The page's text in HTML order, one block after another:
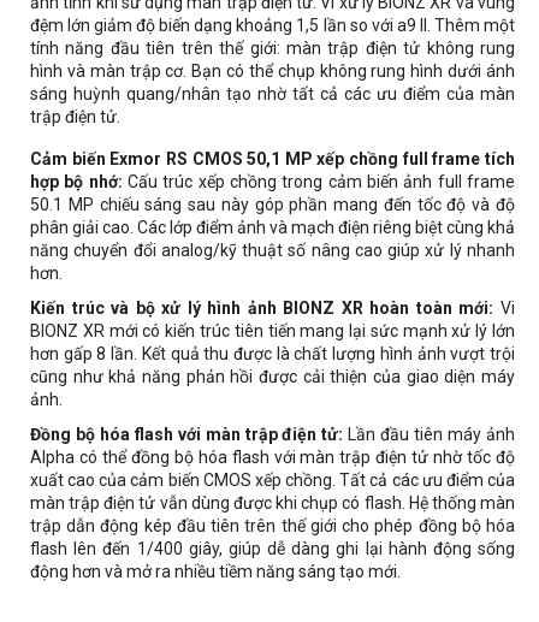
đệm lớn giảm độ biến dạng khoảng 1,5 lần so với a9 II. Thêm một
tính năng đầu tiên trên thế giới: màn trập điện tử không rung
hình và màn trập cơ. Bạn có thể chụp không rung hình dưới ánh
sáng huỳnh quang/nhân tạo nhờ tất cả các ưu điểm của màn
trập điện tử.
Cảm biến Exmor RS CMOS 50,1 MP xếp chồng full frame tích
hợp bộ nhớ: Cấu trúc xếp chồng trong cảm biến ảnh full frame
50.1 MP chiếu sáng sau này góp phần mang đến tốc độ và độ
phân giải cao. Các lớp điểm ảnh và mạch điện riêng biệt cùng khả
năng chuyển đổi analog/kỹ thuật số nâng cao giúp xử lý nhanh
hơn.
Kiến trúc và bộ xử lý hình ảnh BIONZ XR hoàn toàn mới: Vi
BIONZ XR mới có kiến trúc tiên tiến mang lại sức mạnh xử lý lớn
hơn gấp 8 lần. Kết quả thu được là chất lượng hình ảnh vượt trội
cũng như khả năng phản hồi được cải thiện của giao diện máy
ảnh.
Đồng bộ hóa flash với màn trập điện tử: Lần đầu tiên máy ảnh
Alpha có thể đồng bộ hóa flash với màn trập điện tử nhờ tốc độ
xuất cao của cảm biến CMOS xếp chồng. Tất cả các ưu điểm của
màn trập điện tử vẫn dùng được khi chụp có flash. Hệ thống màn
trập dẫn động kép đầu tiên trên thế giới cho phép đồng bộ hóa
flash lên đến 1/400 giây, giúp dễ dàng ghi lại hành động sống
động hơn và mở ra nhiều tiềm năng sáng tạo mới.